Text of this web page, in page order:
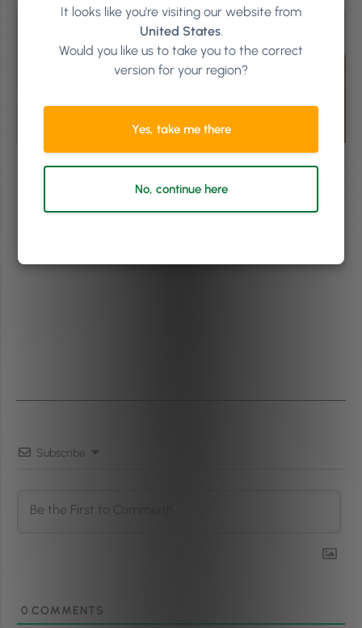
Subscribe
0 COMMENTS
It looks like you're visiting our website from
United States.
Would you like us to take you to the correct
version for your region?
Yes, take me there
No, continue here